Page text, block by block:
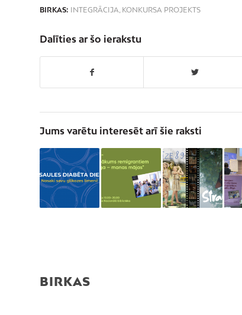
BIRKAS: INTEGRĀCIJA, KONKURSA PROJEKTS
Dalīties ar šo ierakstu
Jums varētu interesēt arī šie raksti
BIRKAS